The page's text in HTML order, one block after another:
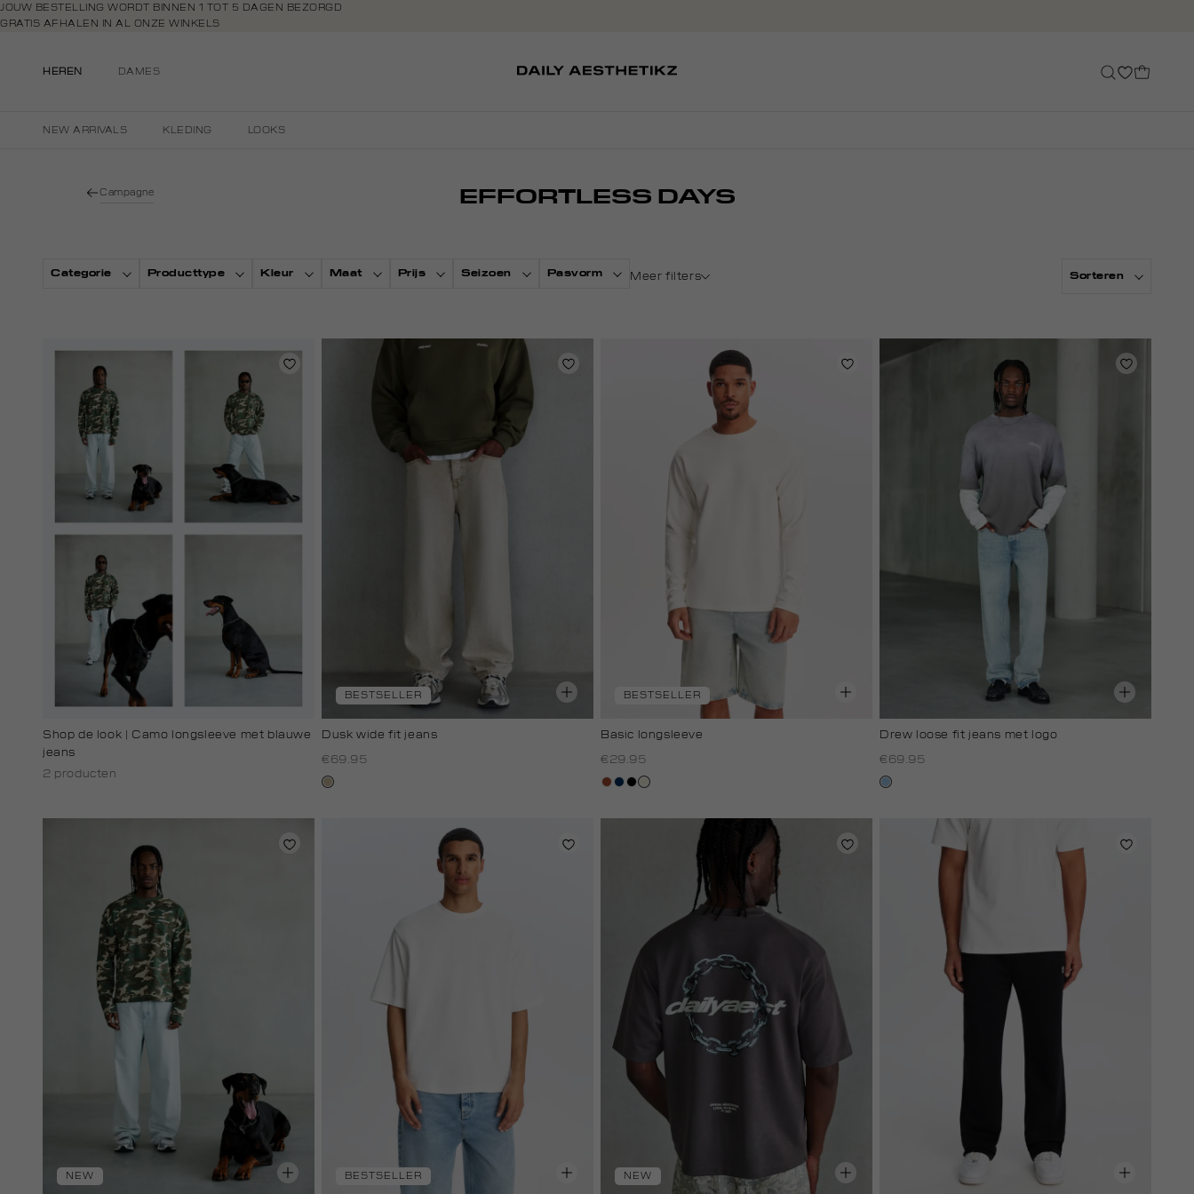
Navigeer
direct naar
Open de
JOUW BESTELLING WORDT BINNEN 1 TOT 5 DAGEN BEZORGD
GRATIS AFHALEN IN AL ONZE WINKELS
HEREN
DAMES
NEW ARRIVALS KLEDING LOOKS
Campagne EFFORTLESS DAYS
Categorie Producttype Kleur Maat Prijs Seizoen Pasvorm Sorteren
Meer filters
Shop de look | Camo longsleeve met blauwe
jeans
2 producten
BESTSELLER
Dusk wide fit jeans
€69.95
lichtzand
BESTSELLER
Basic longsleeve
€29.95
bruin
donkerblauw
zwart
wit,
white
Drew loose fit jeans met logo
€69.95
lichtblauw
NEW BESTSELLER NEW